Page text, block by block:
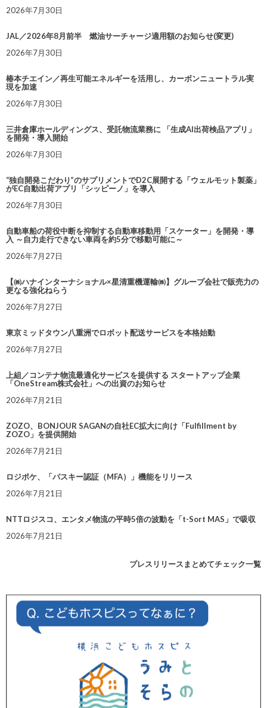
2026年7月30日
JAL／2026年8月前半 燃油サーチャージ適用額のお知らせ(変更)
2026年7月30日
椿本チエイン／再生可能エネルギーを活用し、カーボンニュートラル実
現を加速
2026年7月30日
三井倉庫ホールディングス、受託物流業務に 「生成AI出荷検品アプリ」
を開発・導入開始
2026年7月30日
“独自開発こだわり”のサプリメントでD2C展開する「ウェルモット製薬」
がEC自動出荷アプリ「シッピーノ」を導入
2026年7月30日
自動車船の荷役中断を抑制する自動車移動用「スケーター」を開発・導
入 ～自力走行できない車両を約5分で移動可能に～
2026年7月27日
【㈱ハナインターナショナル×星清重機運輸㈱】グループ会社で販売力の
更なる強化ねらう
2026年7月27日
東京ミッドタウン八重洲でロボット配送サービスを本格始動
2026年7月27日
上組／コンテナ物流最適化サービスを提供する スタートアップ企業
「OneStream株式会社」への出資のお知らせ
2026年7月21日
ZOZO、BONJOUR SAGANの自社EC拡大に向け「Fulfillment by
ZOZO」を提供開始
2026年7月21日
ロジポケ、「パスキー認証（MFA）」機能をリリース
2026年7月21日
NTTロジスコ、エンタメ物流の平時5倍の波動を「t-Sort MAS」で吸収
2026年7月21日
プレスリリースまとめてチェック一覧